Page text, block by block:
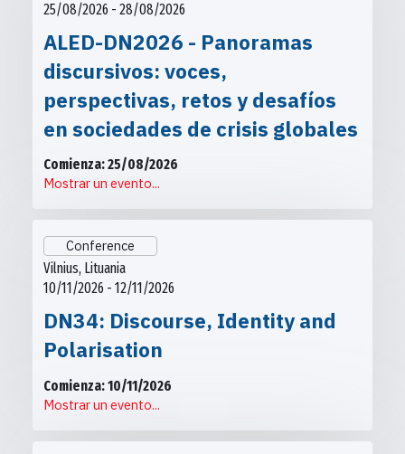
25/08/2026 - 28/08/2026
ALED-DN2026 - Panoramas
discursivos: voces,
perspectivas, retos y desafíos
en sociedades de crisis globales
Comienza: 25/08/2026
Mostrar un evento...
Conference
Vilnius, Lituania
10/11/2026 - 12/11/2026
DN34: Discourse, Identity and
Polarisation
Comienza: 10/11/2026
Mostrar un evento...